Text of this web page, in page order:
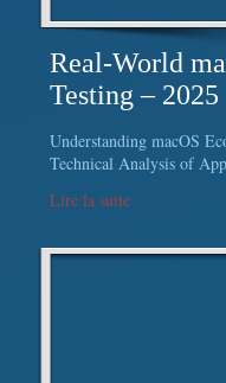
Real-World
Testing –
Understanding macOS
Technical Analysis of
Lire la suite